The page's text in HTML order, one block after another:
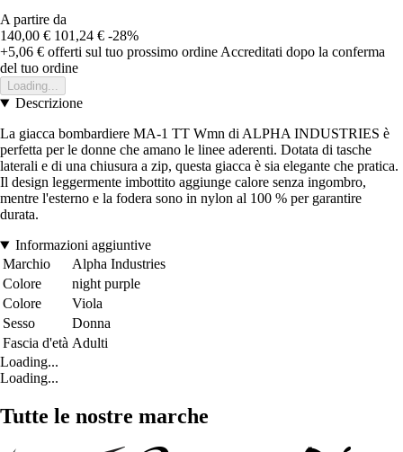
A partire da
140,00 € 101,24 € -28%
+5,06 € offerti sul tuo prossimo ordine Accreditati dopo la conferma
del tuo ordine
Loading...
Descrizione
La giacca bombardiere MA-1 TT Wmn di ALPHA INDUSTRIES è
perfetta per le donne che amano le linee aderenti. Dotata di tasche
laterali e di una chiusura a zip, questa giacca è sia elegante che pratica.
Il design leggermente imbottito aggiunge calore senza ingombro,
mentre l'esterno e la fodera sono in nylon al 100 % per garantire
durata.
Informazioni aggiuntive
Marchio
Alpha Industries
Colore
night purple
Colore
Viola
Sesso
Donna
Fascia d'età Adulti
Loading...
Loading...
Tutte le nostre marche